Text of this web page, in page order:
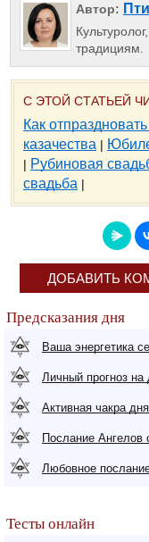
Автор:
традициям.
С ЭТОЙ СТАТЬЕЙ
Как
казачества |
| Рубиновая
свадьба |
ДОБАВИТЬ
Предсказания дня
Ваша энергетика
Личный прогноз на
Активная чакра дня
Послание Ангелов
Любовное
Тесты онлайн